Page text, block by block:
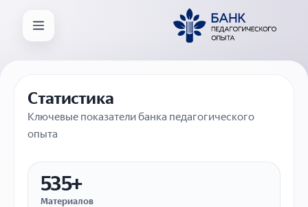
Статистика
Ключевые показатели банка педагогического
опыта
535+
Материалов